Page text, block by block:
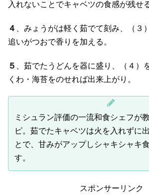
入れないことでキャベツの食感が残せる
４
、みょうがは軽く茹でて刻み、（３
追いがつおで香りを加える。
５
、茹でたうどんを器に盛り、（４）
くわ・海苔をのせれば出来上がり。
ミシュラン評価の一流和食シェフが
ピ。茹でたキャベツは火を入れずに
とで、甘みがアップしシャキシャキ
す。
スポンサーリンク